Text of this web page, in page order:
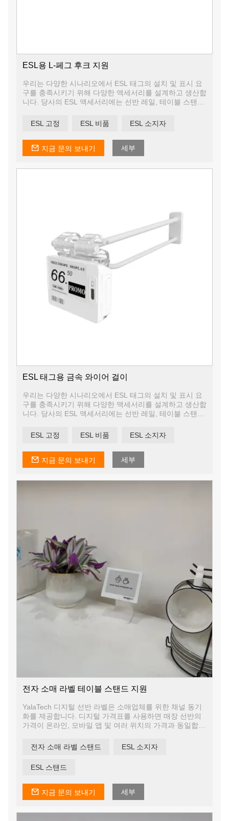
ESL용 L-페그 후크 지원
우리는 다양한 시나리오에서 ESL 태그의 설치 및 표시 요
구를 충족시키기 위해 다양한 액세서리를 설계하고 생산합
니다. 당사의 ESL 액세서리에는 선반 레일, 테이블 스탠드
코픽 플로어 스탠드 등이 포함됩니다.
우리는 귀하의 필요에 따라 액세서리를 사용자 정의 할 수
있도록 자체 디자인 팀과 금형 작업장을 보유하고 있습니
ESL 고정 ESL 비품 ESL 소지자
지금 문의 보내기 세부
ESL 태그용 금속 와이어 걸이
우리는 다양한 시나리오에서 ESL 태그의 설치 및 표시 요
구를 충족시키기 위해 다양한 액세서리를 설계하고 생산합
니다. 당사의 ESL 액세서리에는 선반 레일, 테이블 스탠드
코픽 플로어 스탠드 등이 포함됩니다.
우리는 귀하의 필요에 따라 액세서리를 사용자 정의 할 수
있도록 자체 디자인 팀과 금형 작업장을 보유하고 있습니
ESL 고정 ESL 비품 ESL 소지자
지금 문의 보내기 세부
전자 소매 라벨 테이블 스탠드 지원
YalaTech 디지털 선반 라벨은 소매업체를 위한 채널 동기
화를 제공합니다. 디지털 가격표를 사용하면 매장 선반의
가격이 온라인, 모바일 앱 및 여러 위치의 가격과 동일합니
핑객이 어떤 방식으로 참여하든 통합된 경험을 보장할 수
있습니다.
전자 소매 라벨 스탠드 ESL 소지자
ESL 스탠드
지금 문의 보내기 세부